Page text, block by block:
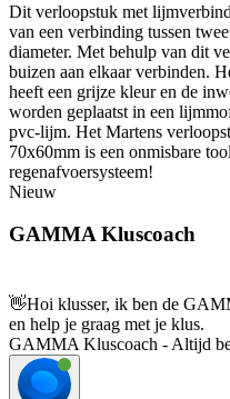
Dit verloopstuk met
van een verbinding tussen
diameter. Met behulp van dit
buizen aan elkaar verbinden.
heeft een grijze kleur en de
worden geplaatst in een
pvc-lijm. Het Martens
70x60mm is een onmisbare
regenafvoersysteem!
Nieuw
GAMMA Kluscoach
👋Hoi klusser, ik ben de
en help je graag met je klus.
GAMMA Kluscoach - Altijd